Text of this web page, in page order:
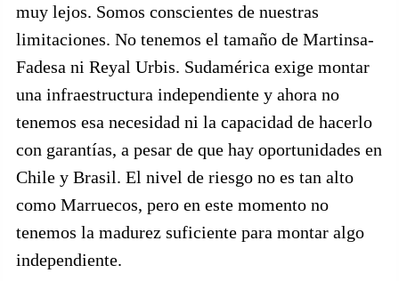
muy lejos. Somos conscientes de nuestras
limitaciones. No tenemos el tamaño de Martinsa-
Fadesa ni Reyal Urbis. Sudamérica exige montar
una infraestructura independiente y ahora no
tenemos esa necesidad ni la capacidad de hacerlo
con garantías, a pesar de que hay oportunidades en
Chile y Brasil. El nivel de riesgo no es tan alto
como Marruecos, pero en este momento no
tenemos la madurez suficiente para montar algo
independiente.